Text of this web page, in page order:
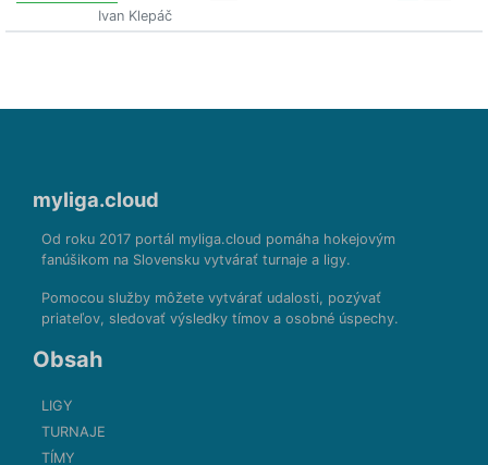
Ivan Klepáč
myliga.cloud
Od roku 2017 portál myliga.cloud pomáha hokejovým
fanúšikom na Slovensku vytvárať turnaje a ligy.
Pomocou služby môžete vytvárať udalosti, pozývať
priateľov, sledovať výsledky tímov a osobné úspechy.
Obsah
LIGY
TURNAJE
TÍMY